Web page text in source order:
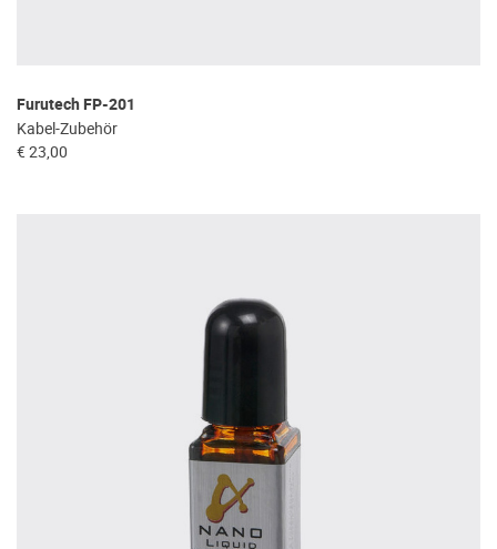
Furutech FP-201
Kabel-Zubehör
€ 23,00